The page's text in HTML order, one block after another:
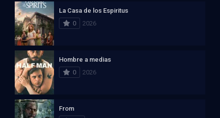
La Casa de los Espiritus
0
2026
Hombre a medias
0
2026
From